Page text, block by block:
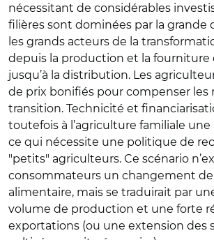
nécessitant de considérables
filières sont dominées par la grande
les grands acteurs de la
depuis la production et la fourniture
jusqu’à la distribution. Les
de prix bonifiés pour compenser les
transition. Technicité et
toutefois à l’agriculture familiale une
ce qui nécessite une politique de
"petits" agriculteurs. Ce scénario
consommateurs un changement
alimentaire, mais se traduirait par
volume de production et une forte
exportations (ou une extension des